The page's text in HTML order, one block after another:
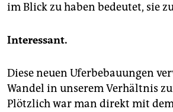
im Blick zu haben bedeutet, sie
Interessant.
Diese neuen Uferbebauungen
Wandel in unserem Verhältnis
Plötzlich war man direkt mit dem